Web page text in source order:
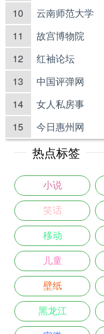
10 云南师范大学
11 故宫博物院
12 红袖论坛
13 中国评弹网
14 女人私房事
15 今日惠州网
热点标签
小说
笑话
移动
儿童
壁纸
黑龙江